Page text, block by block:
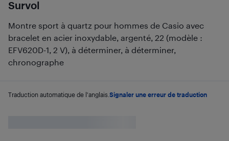
Survol
Montre sport à quartz pour hommes de Casio avec
bracelet en acier inoxydable, argenté, 22 (modèle :
EFV620D-1, 2 V), à déterminer, à déterminer,
chronographe
Traduction automatique de l'anglais. Signaler une erreur de traduction